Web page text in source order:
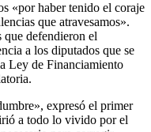
«por haber tenido el coraje
que atravesamos».
que defendieron el
a los diputados que se
Ley de Financiamiento
expresó el primer
a todo lo vivido por el